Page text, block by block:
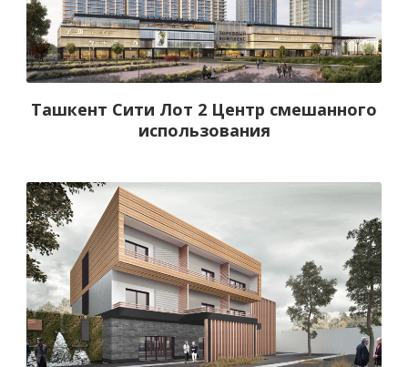
Ташкент Сити Лот 2 Центр смешанного
использования